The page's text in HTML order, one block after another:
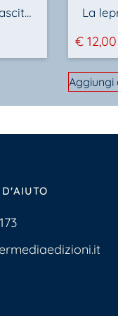
Castelgiorgio, nascita di una paese La
€12,00
Aggiungi